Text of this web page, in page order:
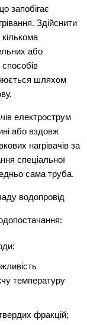
запобігає
Здійснити
або
шляхом
електрострум
або вздовж
нагрівачів за
спеціальної
сама труба.
водопровід
температуру
фракцій;